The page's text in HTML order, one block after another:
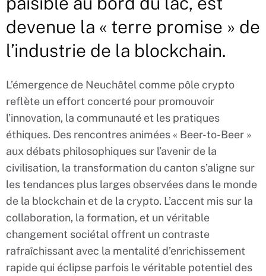
devenue la « terre promise » de
l’industrie de la blockchain.
L’émergence de Neuchâtel comme pôle crypto
reflète un effort concerté pour promouvoir
l’innovation, la communauté et les pratiques
éthiques. Des rencontres animées « Beer-to-Beer »
aux débats philosophiques sur l’avenir de la
civilisation, la transformation du canton s’aligne sur
les tendances plus larges observées dans le monde
de la blockchain et de la crypto. L’accent mis sur la
collaboration, la formation, et un véritable
changement sociétal offrent un contraste
rafraîchissant avec la mentalité d’enrichissement
rapide qui éclipse parfois le véritable potentiel des